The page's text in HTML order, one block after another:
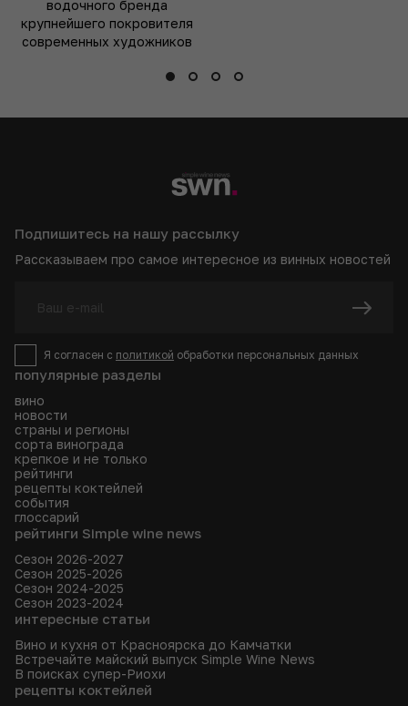
водочного бренда
крупнейшего покровителя
современных художников
популярные разделы
вино
новости
страны и регионы
сорта винограда
крепкое и не только
рейтинги
рецепты коктейлей
события
глоссарий
рейтинги Simple wine news
Сезон 2026-2027
Сезон 2025-2026
Сезон 2024-2025
Сезон 2023-2024
интересные статьи
Вино и кухня от Красноярска до Камчатки
Встречайте майский выпуск Simple Wine News
В поисках супер-Риохи
рецепты коктейлей
Подпишитесь на нашу рассылку
Рассказываем про самое интересное из винных новостей
Я согласен с политикой обработки персональных данных